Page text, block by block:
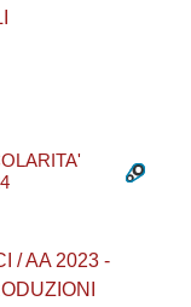
/ AA 2023 -